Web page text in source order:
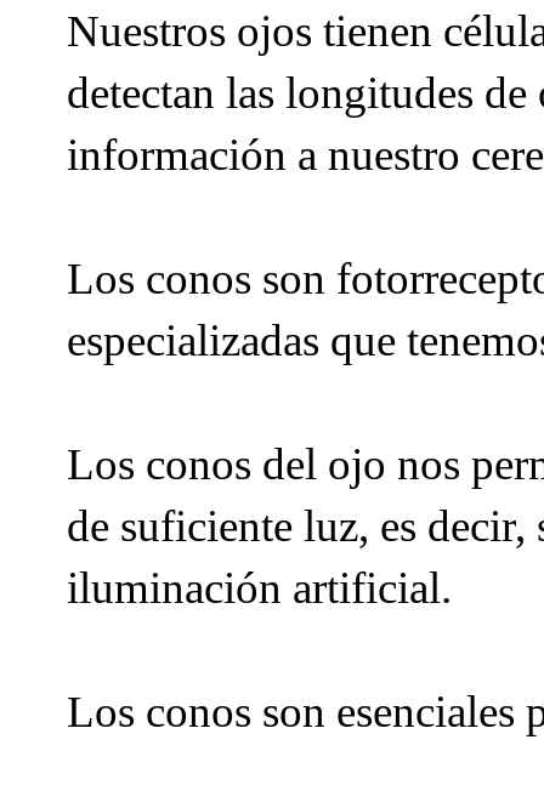
Nuestros ojos tienen
detectan las longitudes
información a nuestro
Los conos son
especializadas que
Los conos del ojo nos
de suficiente luz, es
iluminación artificial.
Los conos son esenciales